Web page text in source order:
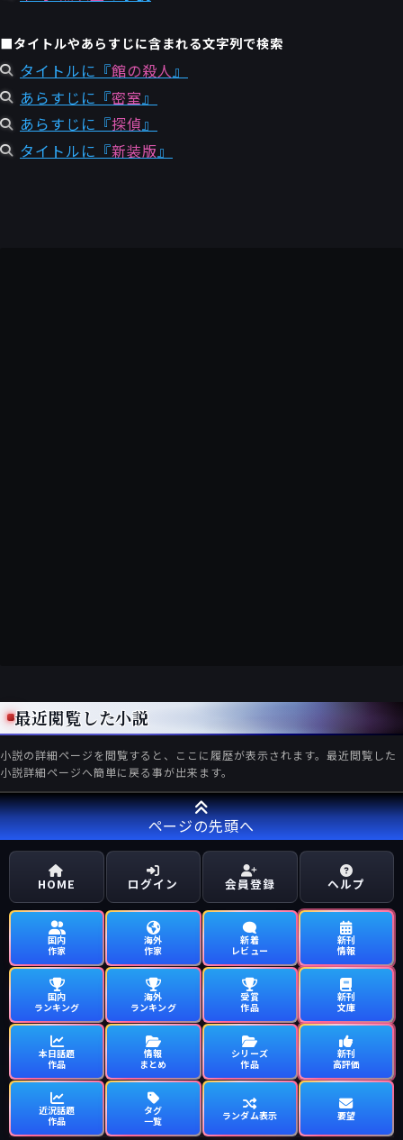
■タイトルやあらすじに含まれる文字列で検索
タイトルに『館の殺人』
あらすじに『密室 』
あらすじに『探偵』
タイトルに『新装版』
最近閲覧した小説
小説の詳細ページを閲覧すると、ここに履歴が表示されます。最近閲覧した
小説詳細ページへ簡単に戻る事が出来ます。
ページの先頭へ
HOME ログイン 会員登録 ヘルプ
国内
作家
海外
作家
新着
レビュー
新刊
情報
国内
ランキング
海外
ランキング
受賞
作品
新刊
文庫
本日話題
作品
情報
まとめ
シリーズ
作品
新刊
高評価
近況話題
作品
タグ
一覧
ランダム表示 要望